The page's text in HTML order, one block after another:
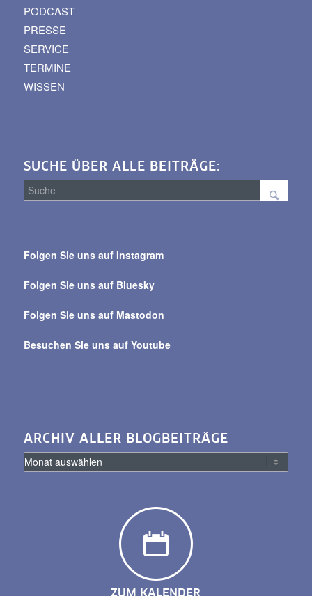
PODCAST
PRESSE
SERVICE
TERMINE
WISSEN
SUCHE ÜBER ALLE BEITRÄGE:
alle
Folgen Sie uns auf Instagram
Folgen Sie uns auf Bluesky
Folgen Sie uns auf Mastodon
Besuchen Sie uns auf Youtube
ARCHIV ALLER BLOGBEITRÄGE
ZUM KALENDER